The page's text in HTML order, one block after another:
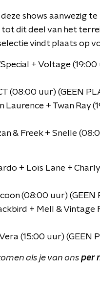
shows aanwezig
dit deel van het
vindt plaats op
+ Voltage
(08:00 uur) (GEEN
Laurence + Twan Ray
& Freek + Snelle
+ Loïs Lane +
(08:00 uur) (GEEN
+ Mell & Vintage
(15:00 uur) (GEEN
als je van ons per